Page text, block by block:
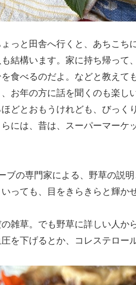
っと田舎へ行くと、あちこ
結構います。家に持ち帰っ
食べるのだよ。などと教えて
お年の方に話を聞くのも楽
どとおもうけれども、びっ
には、昔は、スーパーマー
ブの専門家による、野草の説
っても、目をきらきらと輝か
雑草。でも野草に詳しい人か
を下げるとか、コレステロー